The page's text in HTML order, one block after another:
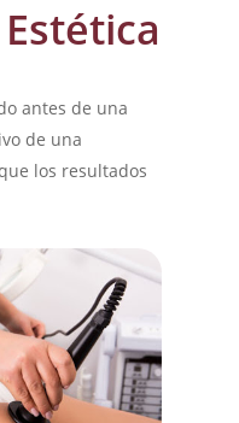
antes de una
de una
los resultados